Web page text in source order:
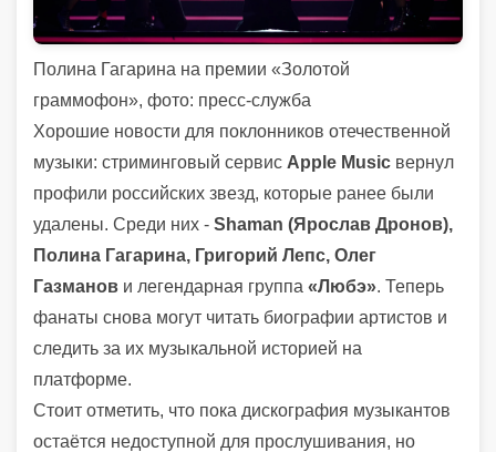
Полина Гагарина на премии «Золотой
граммофон», фото: пресс-служба
Хорошие новости для поклонников отечественной
музыки: стриминговый сервис Apple Music вернул
профили российских звезд, которые ранее были
удалены. Среди них - Shaman (Ярослав Дронов),
Полина Гагарина, Григорий Лепс, Олег
Газманов и легендарная группа «Любэ». Теперь
фанаты снова могут читать биографии артистов и
следить за их музыкальной историей на
платформе.
Стоит отметить, что пока дискография музыкантов
остаётся недоступной для прослушивания, но